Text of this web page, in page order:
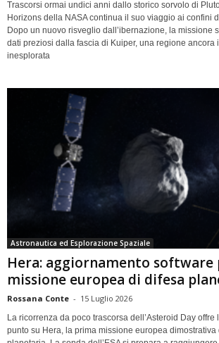
Trascorsi ormai undici anni dallo storico sorvolo di
Horizons della NASA continua il suo viaggio ai confini
Dopo un nuovo risveglio dall’ibernazione, la missione
dati preziosi dalla fascia di Kuiper, una regione ancora
inesplorata
Astronautica ed Esplorazione Spaziale
Hera: aggiornamento software
missione europea di difesa
Rossana Conte - 15 Luglio 2026
La ricorrenza da poco trascorsa dell’Asteroid Day offre
punto su Hera, la prima missione europea